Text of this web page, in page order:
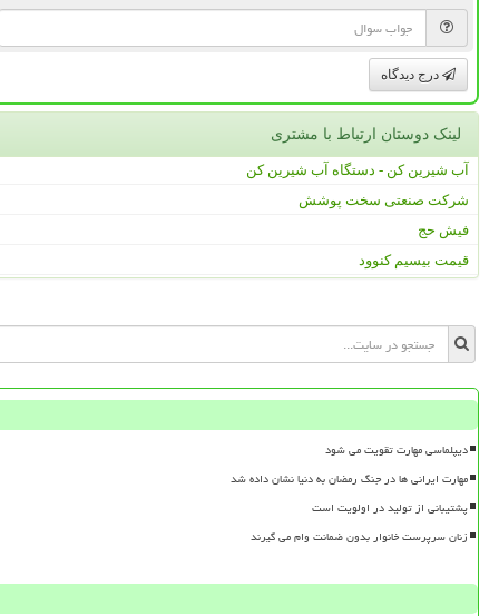
درج دیدگاه
لینک دوستان ارتباط با مشتری
آب شیرین کن - دستگاه آب شیرین کن
شرکت صنعتی سخت پوشش
فیش حج
قیمت بیسیم کنوود
دیپلماسی مهارت تقویت می شود
مهارت ایرانی ها در جنگ رمضان به دنیا نشان داده شد
پشتیبانی از تولید در اولویت است
زنان سرپرست خانوار بدون ضمانت وام می گیرند